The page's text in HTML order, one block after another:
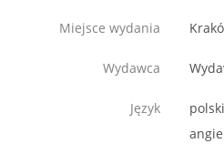
Miejsce wydania
Wydawca
Język
polski